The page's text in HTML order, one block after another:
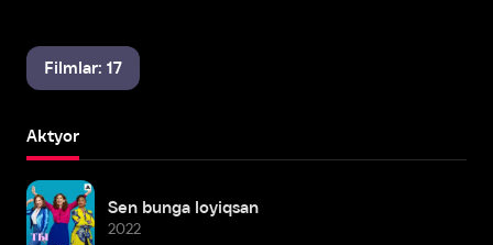
Filmlar: 17
Aktyor
Sen bunga loyiqsan
2022